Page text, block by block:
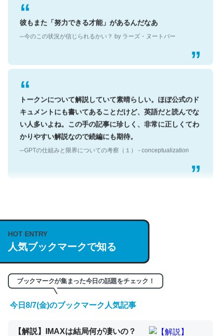
彼もまた「努力できる才能」があるんだなあ
トークンについて解説していて素晴らしい。ほぼ公式のド
キュメントにも書いてあることだけど、英語だと読んでな
い人多いよね。この手の記事に珍しく、非常に正しくてわ
かりやすい解説なので続編にも期待。
説してる記事が少ないので貴重な良記事。/続編来た
https://isobe324649.hatenablog.com/entry/2023/03/27
/064121
─GPTの仕組みと限界についての考察（１） - conceptualization
HOT ENTRY
人気ブックマークで知る
ブックマークが集まった今日の話題をチェック！
今日8/7(金)のブックマーク人気記事
【解説】IMAXは結局何が凄いの？